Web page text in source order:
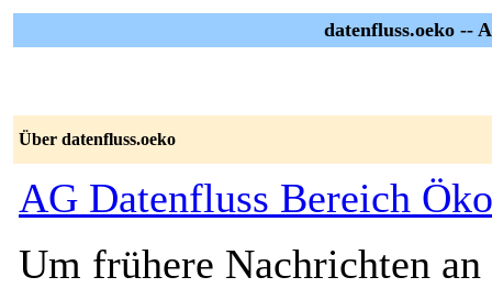
datenfluss.oeko --
Über datenfluss.oeko
AG Datenfluss Bereich
Um frühere Nachrichten an